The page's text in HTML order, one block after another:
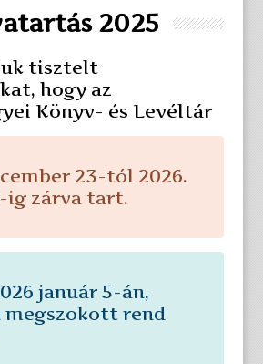
2025
tisztelt
hogy az
Könyv- és Levéltár
23-tól 2026.
ig zárva tart.
január 5-án,
megszokott rend